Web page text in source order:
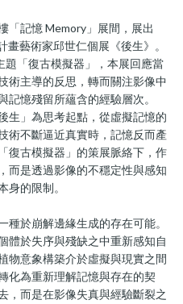
「記憶 Memory」展間，展出
畫藝術家邱世仁個展《後生》。
題「復古模擬器」，本展回應當
術主導的反思，轉而關注影像中
記憶殘留所蘊含的經驗層次。
生」為思考起點，從虛擬記憶的
術不斷逼近真實時，記憶反而產
復古模擬器」的策展脈絡下，作
而是透過影像的不穩定性與感知
身的限制。
種於崩解邊緣生成的存在可能。
體於失序與殘缺之中重新感知自
物意象構築介於虛擬與現實之間
化為重新理解記憶與存在的契
，而是在影像失真與經驗斷裂之